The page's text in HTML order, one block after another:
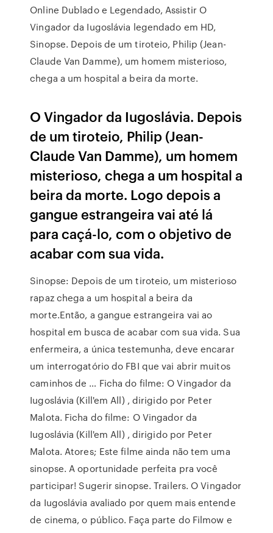
Online Dublado e Legendado, Assistir O
Vingador da Iugoslávia legendado em HD,
Sinopse. Depois de um tiroteio, Philip (Jean-
Claude Van Damme), um homem misterioso,
chega a um hospital a beira da morte.
O Vingador da Iugoslávia. Depois
de um tiroteio, Philip (Jean-
Claude Van Damme), um homem
misterioso, chega a um hospital a
beira da morte. Logo depois a
gangue estrangeira vai até lá
para caçá-lo, com o objetivo de
acabar com sua vida.
Sinopse: Depois de um tiroteio, um misterioso
rapaz chega a um hospital a beira da
morte.Então, a gangue estrangeira vai ao
hospital em busca de acabar com sua vida. Sua
enfermeira, a única testemunha, deve encarar
um interrogatório do FBI que vai abrir muitos
caminhos de … Ficha do filme: O Vingador da
Iugoslávia (Kill'em All) , dirigido por Peter
Malota. Ficha do filme: O Vingador da
Iugoslávia (Kill'em All) , dirigido por Peter
Malota. Atores; Este filme ainda não tem uma
sinopse. A oportunidade perfeita pra você
participar! Sugerir sinopse. Trailers. O Vingador
da Iugoslávia avaliado por quem mais entende
de cinema, o público. Faça parte do Filmow e